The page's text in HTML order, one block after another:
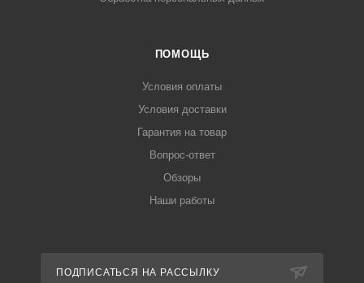
ПОМОЩЬ
Условия оплаты
Условия доставки
Гарантия на товар
Вопрос-ответ
Обзоры
Наши работы
ПОДПИСАТЬСЯ НА РАССЫЛКУ